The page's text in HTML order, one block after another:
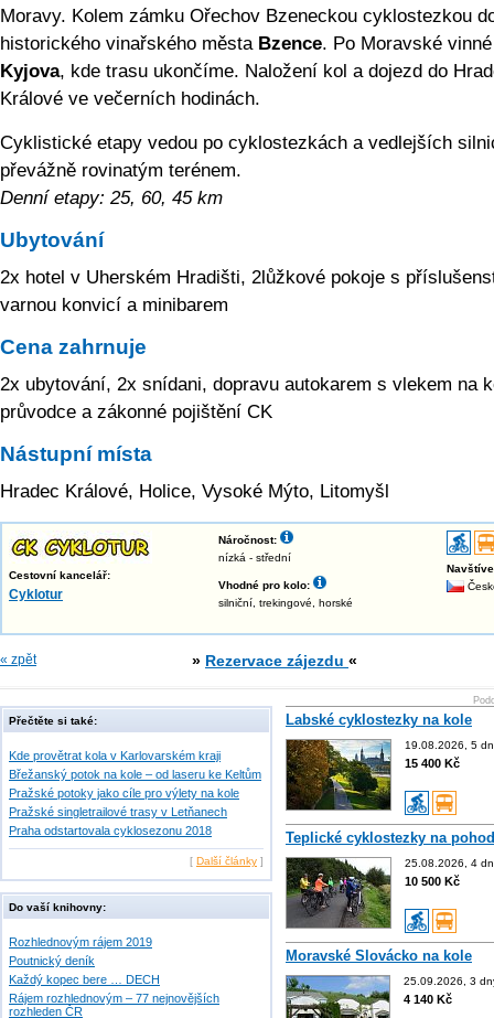
Moravy. Kolem zámku Ořechov Bzeneckou cyklostezkou
historického vinařského města Bzence. Po Moravské
Kyjova, kde trasu ukončíme. Naložení kol a dojezd do
Králové ve večerních hodinách.
Cyklistické etapy vedou po cyklostezkách a vedlejších
převážně rovinatým terénem.
Denní etapy: 25, 60, 45 km
Ubytování
2x hotel v Uherském Hradišti, 2lůžkové pokoje s
varnou konvicí a minibarem
Cena zahrnuje
2x ubytování, 2x snídani, dopravu autokarem s vlekem na
průvodce a zákonné pojištění CK
Nástupní místa
Hradec Králové, Holice, Vysoké Mýto, Litomyšl
Cestovní kancelář:
Cyklotur
Náročnost:
nízká - střední
Vhodné pro kolo:
silniční, trekingové, horské
« zpět » Rezervace zájezdu «
Přečtěte si také:
Kde provětrat kola v Karlovarském kraji
Břežanský potok na kole – od laseru ke Keltům
Pražské potoky jako cíle pro výlety na kole
Pražské singletrailové trasy v Letňanech
Praha odstartovala cyklosezonu 2018
[ Další články ]
Do vaší knihovny:
Rozhlednovým rájem 2019
Poutnický deník
Každý kopec bere … DECH
Rájem rozhlednovým – 77 nejnovějších
rozhleden ČR
Labské cyklostezky na kole
19.08.2026, 5
15 400 Kč
Teplické cyklostezky na
25.08.2026, 4
10 500 Kč
Moravské Slovácko na kole
25.09.2026, 3
4 140 Kč